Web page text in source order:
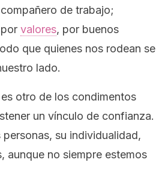
de trabajo;
valores, por buenos
que quienes nos rodean se
lado.
otro de los condimentos
un vínculo de confianza.
personas, su individualidad,
aunque no siempre estemos